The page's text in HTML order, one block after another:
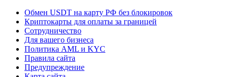
Обмен USDT на карту РФ без блокировок
Криптокарты для оплаты за границей
Сотрудничество
Для вашего бизнеса
Политика AML и KYC
Правила сайта
Предупреждение